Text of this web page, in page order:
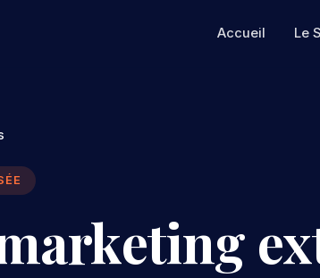
Accueil Le